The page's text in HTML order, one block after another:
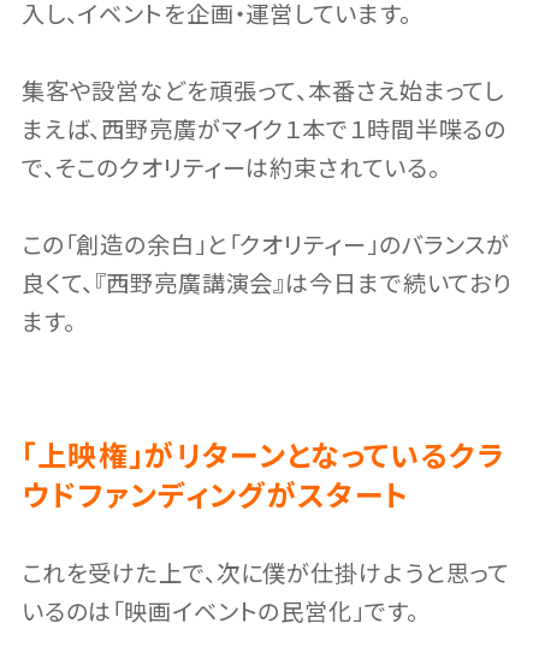
入し、イベントを企画・運営しています。
集客や設営などを頑張って、本番さえ始まってし
まえば、西野亮廣がマイク１本で１時間半喋るの
で、そこのクオリティーは約束されている。
この「創造の余白」と「クオリティー」のバランスが
良くて、『西野亮廣講演会』は今日まで続いており
ます。
「上映権」がリターンとなっているクラ
ウドファンディングがスタート
これを受けた上で、次に僕が仕掛けようと思って
いるのは「映画イベントの民営化」です。